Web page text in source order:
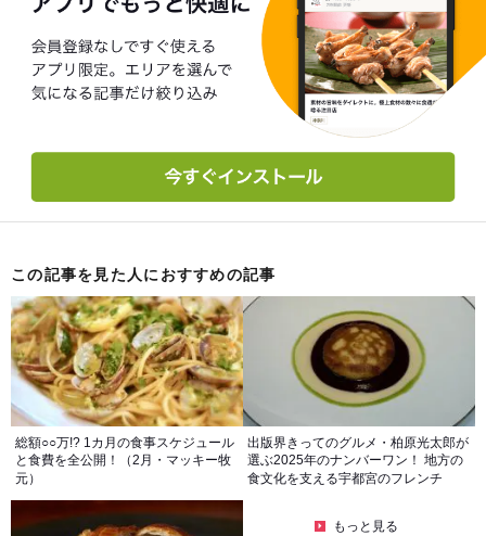
この記事を見た人におすすめの記事
総額○○万!? 1カ月の食事スケジュール
と食費を全公開！（2月・マッキー牧
元）
出版界きってのグルメ・柏原光太郎が
選ぶ2025年のナンバーワン！ 地方の
食文化を支える宇都宮のフレンチ
もっと見る